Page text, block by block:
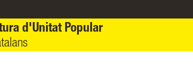
d'Unitat Popular